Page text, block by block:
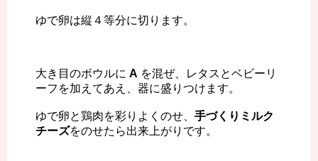
ゆで卵は縦４等分に切ります。
大き目のボウルに A を混ぜ、レタスとベビーリ
ーフを加えてあえ、器に盛りつけます。
ゆで卵と鶏肉を彩りよくのせ、 手づくりミルク
チーズをのせたら出来上がりです。